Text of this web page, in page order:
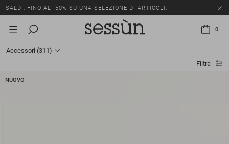
SALDI: FINO AL -50% SU UNA SELEZIONE DI ARTICOLI.
0
Accessori (311)
Filtra
NUOVO